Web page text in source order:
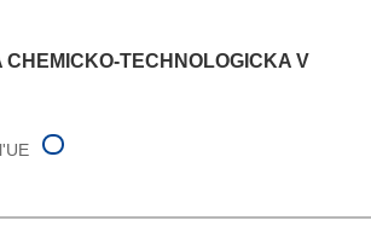
TECHNOLOGICKA V